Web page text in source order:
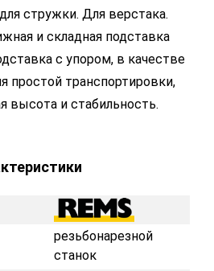
стружки. Для верстака.
и складная подставка
с упором, в качестве
простой транспортировки,
высота и стабильность.
резьбонарезной
станок